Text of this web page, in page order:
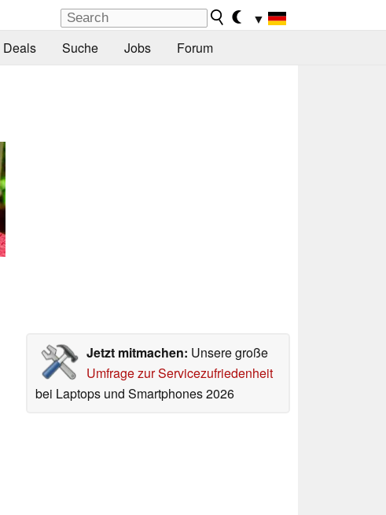
▼
Deals Suche Jobs Forum
Jetzt mitmachen: Unsere große
Umfrage zur Servicezufriedenheit
bei Laptops und Smartphones 2026